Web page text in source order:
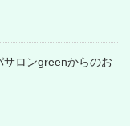
サロンgreenからのお